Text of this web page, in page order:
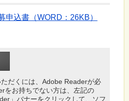
申込書（WORD：26KB）
だくには、Adobe Readerが必
をお持ちでない方は、左記の
」バナーをクリックして、ソフ